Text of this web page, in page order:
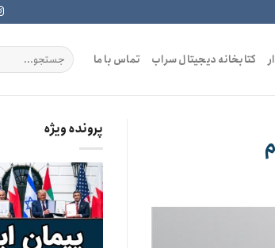
کتابخانه دیجیتال سراب تماس با ما
پرونده ویژه